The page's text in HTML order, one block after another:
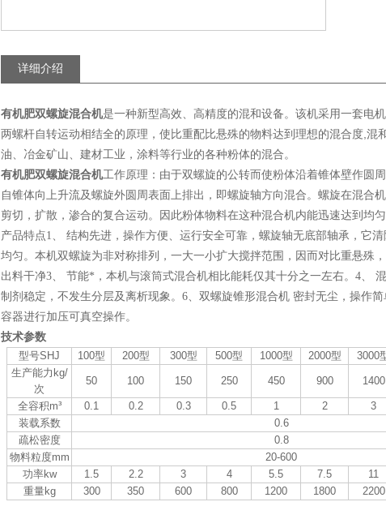
详细介绍
有机肥双螺旋混合机是一种新型高效、高精度的混和设备。该机采用一套电
两螺杆自转运动相结全的原理，使比重配比悬殊的物料达到理想的混合度,
油、冶金矿山、建材工业，涂料等行业的各种粉体的混合。
有机肥双螺旋混合机工作原理：由于双螺旋的公转而使粉体沿着锥体壁作圆
自锥体向上升流及螺旋外圆周表面上排出，即螺旋轴方向混合。螺旋在混合
剪切，扩散，渗合的复合运动。因此粉体物料在这种混合机内能迅速达到均匀
产品特点1、 结构先进，操作方便、运行安全可靠，螺旋轴无底部轴承，它
均匀。本机双螺旋为非对称排列，一大一小扩大搅拌范围，因而对比重悬殊
出料干净3、 节能*，本机与滚筒式混合机相比能耗仅其十分之一左右。4、
制剂稳定，不发生分层及离析现象。6、双螺旋锥形混合机 密封无尘，操作
容器进行加压可真空操作。
技术参数
型号SHJ
100型 200型 300型 500型 1000型 2000型 3000
生产能力kg/
次
50 100 150 250 450 900 1400
全容积m³ 0.1 0.2 0.3 0.5 1 2 3
装载系数
0.6
疏松密度
0.8
物料粒度mm
20-600
功率kw
1.5 2.2 3 4 5.5 7.5 11
重量kg
300 350 600 800 1200 1800 2200